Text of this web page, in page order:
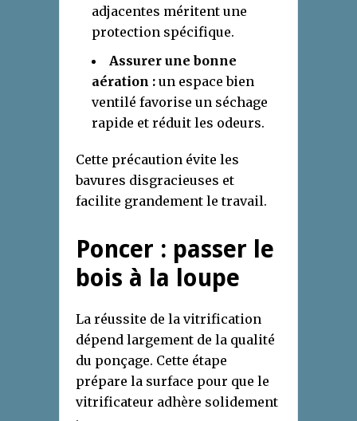
adjacentes méritent une
protection spécifique.
Assurer une bonne
aération : un espace bien
ventilé favorise un séchage
rapide et réduit les odeurs.
Cette précaution évite les
bavures disgracieuses et
facilite grandement le travail.
Poncer : passer le
bois à la loupe
La réussite de la vitrification
dépend largement de la qualité
du ponçage. Cette étape
prépare la surface pour que le
vitrificateur adhère solidement